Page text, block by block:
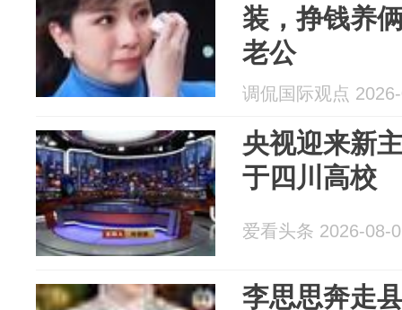
装，挣钱养
老公
调侃国际观点
央视迎来新
于四川高校
爱看头条 2026-08-
李思思奔走